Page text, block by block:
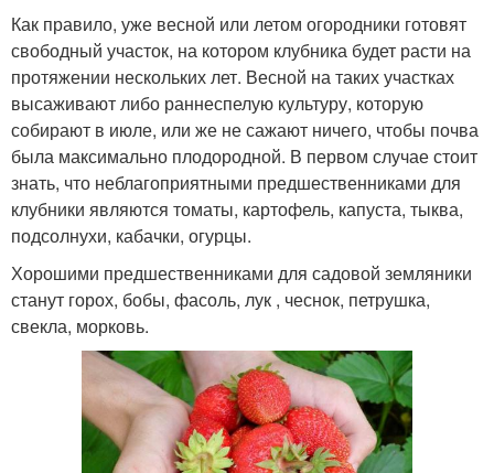
Как правило, уже весной или летом огородники готовят
свободный участок, на котором клубника будет расти на
протяжении нескольких лет. Весной на таких участках
высаживают либо раннеспелую культуру, которую
собирают в июле, или же не сажают ничего, чтобы почва
была максимально плодородной. В первом случае стоит
знать, что неблагоприятными предшественниками для
клубники являются томаты, картофель, капуста, тыква,
подсолнухи, кабачки, огурцы.
Хорошими предшественниками для садовой земляники
станут горох, бобы, фасоль, лук , чеснок, петрушка,
свекла, морковь.